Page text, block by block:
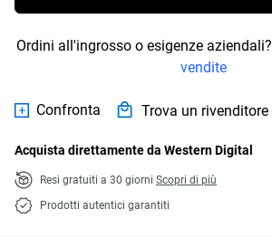
Ordini all'ingrosso o esigenze aziendali?
vendite
Confronta Trova un rivenditore
Acquista direttamente da Western Digital
Resi gratuiti a 30 giorni Scopri di più
Prodotti autentici garantiti